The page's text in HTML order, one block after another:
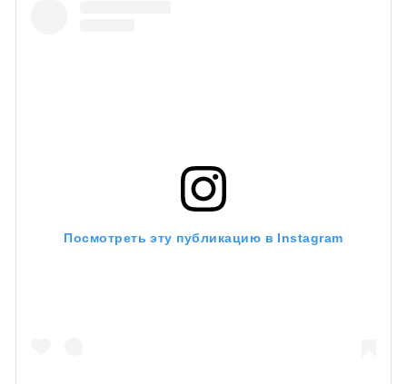
Посмотреть эту публикацию в Instagram